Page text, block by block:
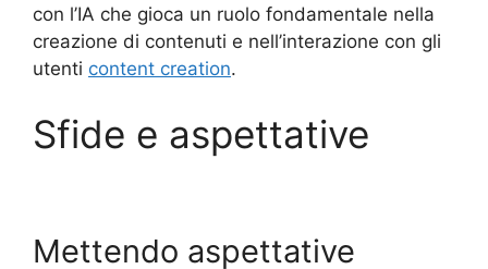
con l’IA che gioca un ruolo fondamentale nella
creazione di contenuti e nell’interazione con gli
utenti content creation.
Sfide e aspettative
Mettendo aspettative